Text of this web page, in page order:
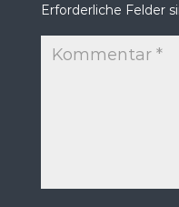
Erforderliche Felder